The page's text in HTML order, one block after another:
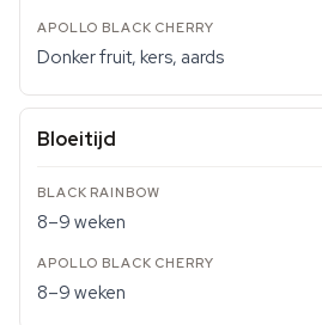
Donker fruit, kers, aards
Bloeitijd
8–9 weken
8–9 weken